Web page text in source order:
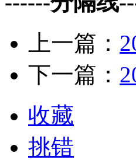
上一篇：
下一篇：
收藏
挑错